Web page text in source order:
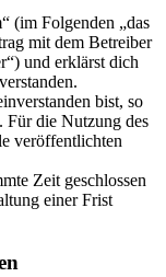
(im Folgenden „das
mit dem Betreiber
und erklärst dich
bist, so
Für die Nutzung des
veröffentlichten
Zeit geschlossen
einer Frist